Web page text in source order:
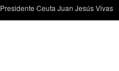
Presidente Ceuta Juan Jesús Vivas